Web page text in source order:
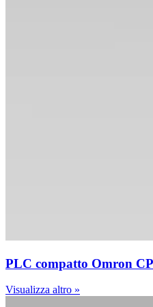
PLC compatto Omron
Visualizza altro »